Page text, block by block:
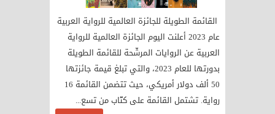
القائمة الطويلة للجائزة العالمية للرواية العربية
عام 2023 أعلنت اليوم الجائزة العالمية للرواية
العربية عن الروايات المرشّحة للقائمة الطويلة
بدورتها للعام 2023، والتي تبلغ قيمة جائزتها
50 ألف دولار أمريكي، حيث تتضمن القائمة 16
رواية. تشتمل القائمة على كتّاب من تسع...